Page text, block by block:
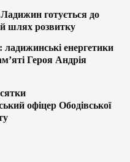
готується до
шлях розвитку
ладижинські енергетики
Героя Андрія
офіцер Ободівської